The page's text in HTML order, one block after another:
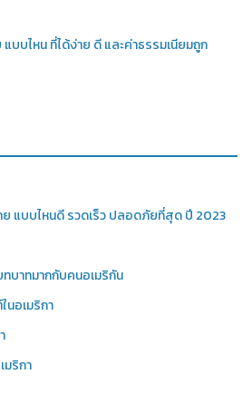
บบไหน ที่ได้ง่าย ดี และค่าธรรมเนียมถูก
ย แบบไหนดี รวดเร็ว ปลอดภัยที่สุด ปี 2023
ทบาทมากกับคนอเมริกัน
นอเมริกา
มริกา